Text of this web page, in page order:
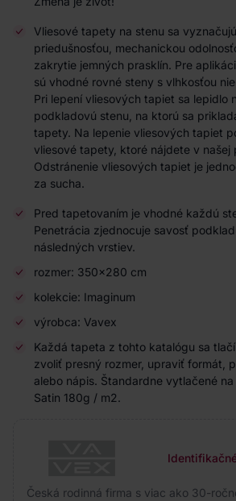
Vliesové tapety na stenu sa
priedušnosťou, mechanickou
zakrytie jemných prasklín. Pre
sú vhodné rovné steny s vlhkosťou
Pri lepení vliesových tapiet sa lepidlo
podkladovú stenu, na ktorú sa
tapety. Na lepenie vliesových tapiet
vliesové tapety, ktoré nájdete v našej
Odstránenie vliesových tapiet je
za sucha.
Pred tapetovaním je vhodné každú
Penetrácia zjednocuje savosť
následných vrstiev.
rozmer: 350x280 cm
kolekcie: Imaginum
výrobca: Vavex
Každá tapeta z tohto katalógu sa
zvoliť presný rozmer, upraviť formát,
alebo nápis. Štandardne vytlačené
Satin 180g / m2.
Česká rodinná firma s viac ako 30-